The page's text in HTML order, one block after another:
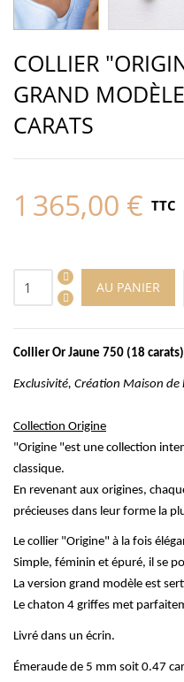
COLLIER
GRAND
CARATS
1 365,00 € TTC
AU PANIER
Collier Or Jaune 750 (18
Exclusivité, Création Maison
Collection Origine
"Origine "est une collection
classique.
En revenant aux origines,
précieuses dans leur forme la
Le collier "Origine" à la fois
Simple, féminin et épuré, il se
La version grand modèle est
Le chaton 4 griffes met
Livré dans un écrin.
Émeraude de 5 mm soit 0.47